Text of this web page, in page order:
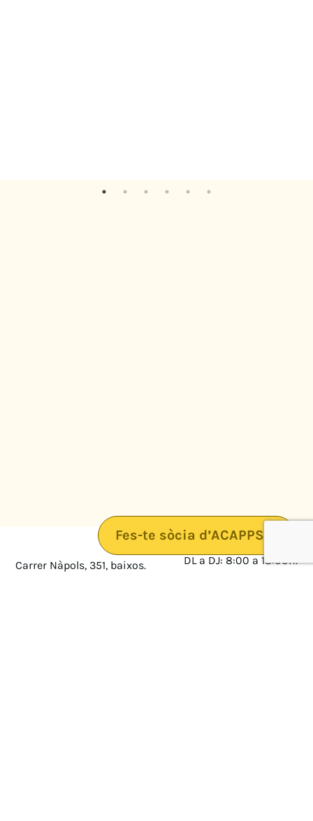
Fes-te sòcia d’ACAPPS
Carrer Nàpols, 351, baixos.
08025 · Barcelona
DL a DJ: 8:00 a 18:00h.